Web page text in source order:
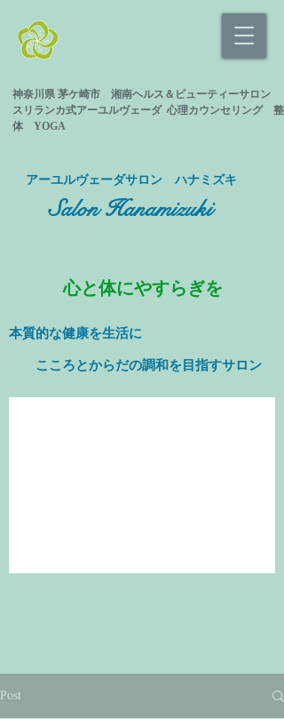
神奈川県 茅ケ崎市 湘南ヘルス＆ビューティーサロン
スリランカ式アーユルヴェーダ 心理カウンセリング 整
体 YOGA
​アーユルヴェーダサロン ハナミズキ
Salon Hanamizuki
心と体にやすらぎを
本質的な健康を生活に
​ こころとからだの調和を目指すサロン
Post